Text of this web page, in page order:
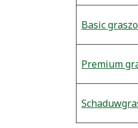
Basic
Premium